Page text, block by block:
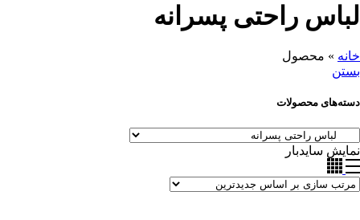
لباس راحتی پسرانه
خانه » محصول
بستن
دسته‌های محصولات
نمایش سایدبار